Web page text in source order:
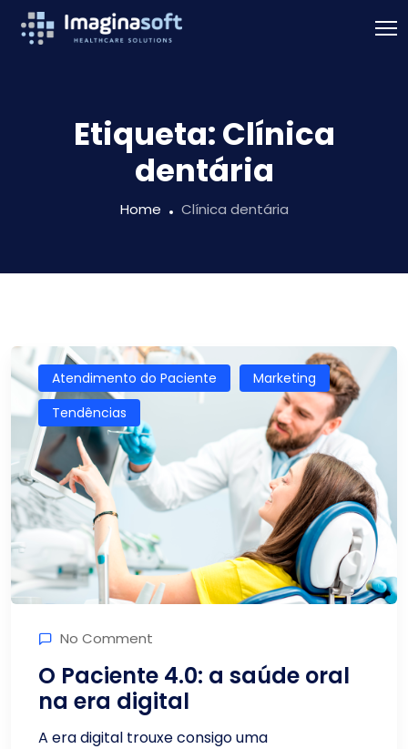
Etiqueta:Clínica
dentária
Home Clínica dentária
Atendimento do Paciente
Marketing
Tendências
No Comment
O Paciente 4.0: a saúde oral
na era digital
A era digital trouxe consigo uma